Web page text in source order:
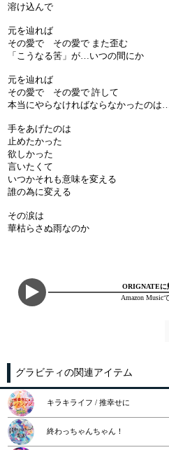
溶け込んで
元を辿れば
その愛で その愛で また歪む
「こうなる筈」が…いつの間にか
元を辿れば
その愛で その愛で 許して
本当にやらなければならなかったのは…
手をあげたのは
止めたかった
欲しかった
言いたくて
いつかそれも意味を変える
誰の為に変える
その涙は
華枯らさぬ雨なのか
ORIGNATEに
Amazon Music
グラビティの関連アイテム
キラキライフ / 推幸せに
終わっちゃんちゃん！